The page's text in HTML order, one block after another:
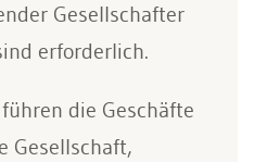
Gesellschafter
erforderlich.
die Geschäfte
Gesellschaft,